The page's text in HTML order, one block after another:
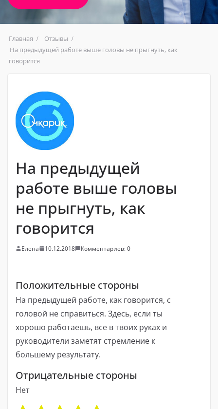
Главная
Отзывы
На предыдущей работе выше головы не прыгнуть, как
говорится
На предыдущей
работе выше головы
не прыгнуть, как
говорится
Елена 10.12.2018 Комментариев: 0
Положительные стороны
На предыдущей работе, как говорится, с
головой не справиться. Здесь, если ты
хорошо работаешь, все в твоих руках и
руководители заметят стремление к
большему результату.
Отрицательные стороны
Нет